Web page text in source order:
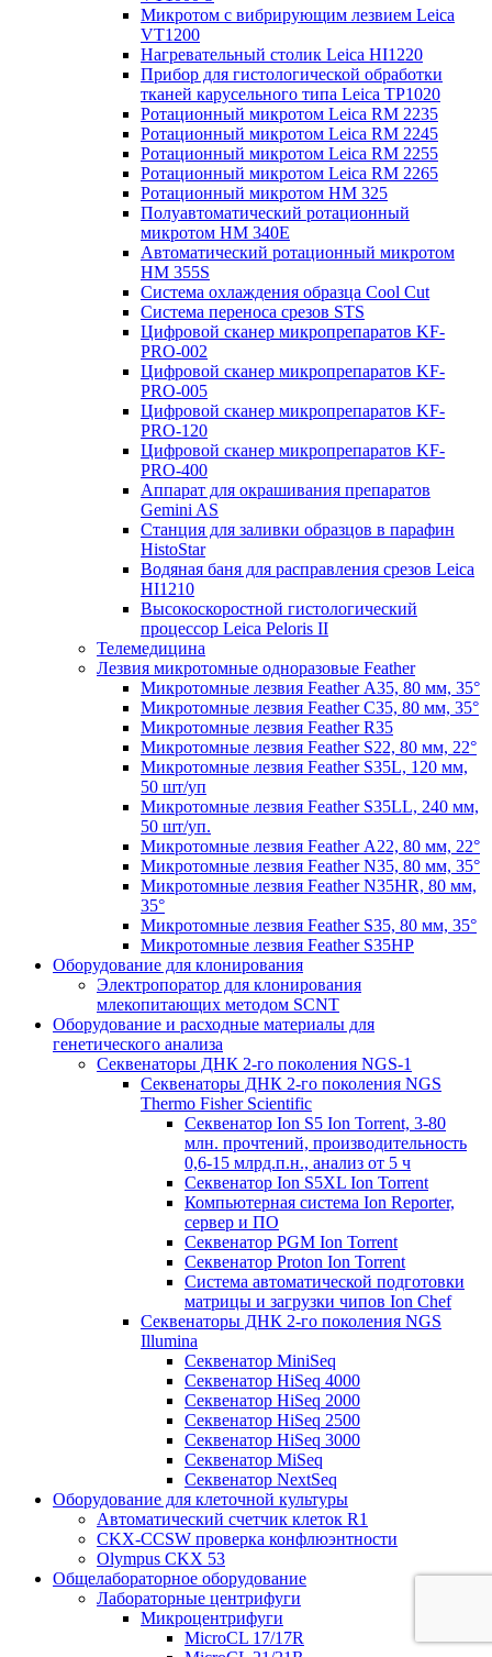
Микротом с вибрирующим лезвием Leica
VT1200
Нагревательный столик Leica HI1220
Прибор для гистологической обработки
тканей карусельного типа Leica TP1020
Ротационный микротом Leica RM 2235
Ротационный микротом Leica RM 2245
Ротационный микротом Leica RM 2255
Ротационный микротом Leica RM 2265
Ротационный микротом HM 325
Полуавтоматический ротационный
микротом HM 340E
Автоматический ротационный микротом
HM 355S
Система охлаждения образца Cool Cut
Система переноса срезов STS
Цифровой сканер микропрепаратов KF-
PRO-002
Цифровой сканер микропрепаратов KF-
PRO-005
Цифровой сканер микропрепаратов KF-
PRO-120
Цифровой сканер микропрепаратов KF-
PRO-400
Аппарат для окрашивания препаратов
Gemini AS
Станция для заливки образцов в парафин
HistoStar
Водяная баня для расправления срезов Leica
HI1210
Высокоскоростной гистологический
процессор Leica Peloris II
Телемедицина
Лезвия микротомные одноразовые Feather
Микротомные лезвия Feather А35, 80 мм, 35°
Микротомные лезвия Feather С35, 80 мм, 35°
Микротомные лезвия Feather R35
Микротомные лезвия Feather S22, 80 мм, 22°
Микротомные лезвия Feather S35L, 120 мм,
50 шт/уп
Микротомные лезвия Feather S35LL, 240 мм,
50 шт/уп.
Микротомные лезвия Feather А22, 80 мм, 22°
Микротомные лезвия Feather N35, 80 мм, 35°
Микротомные лезвия Feather N35HR, 80 мм,
35°
Микротомные лезвия Feather S35, 80 мм, 35°
Микротомные лезвия Feather S35HP
Оборудование для клонирования
Электропоратор для клонирования
млекопитающих методом SCNT
Оборудование и расходные материалы для
генетического анализа
Секвенаторы ДНК 2-го поколения NGS-1
Секвенаторы ДНК 2-го поколения NGS
Thermo Fisher Scientific
Секвенатор Ion S5 Ion Torrent, 3-80
млн. прочтений, производительность
0,6-15 млрд.п.н., анализ от 5 ч
Секвенатор Ion S5XL Ion Torrent
Компьютерная система Ion Reporter,
сервер и ПО
Секвенатор PGM Ion Torrent
Секвенатор Proton Ion Torrent
Система автоматической подготовки
матрицы и загрузки чипов Ion Chef
Секвенаторы ДНК 2-го поколения NGS
Illumina
Секвенатор MiniSeq
Секвенатор HiSeq 4000
Секвенатор HiSeq 2000
Секвенатор HiSeq 2500
Секвенатор HiSeq 3000
Секвенатор MiSeq
Секвенатор NextSeq
Оборудование для клеточной культуры
Автоматический счетчик клеток R1
CKX-CCSW проверка конфлюэнтности
Olympus CKX 53
Общелабораторное оборудование
Лабораторные центрифуги
Микроцентрифуги
MicroCL 17/17R